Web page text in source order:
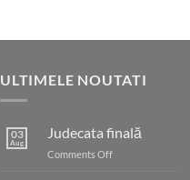
ULTIMELE NOUTATI
03
Aug
Judecata finală
Comments Offon